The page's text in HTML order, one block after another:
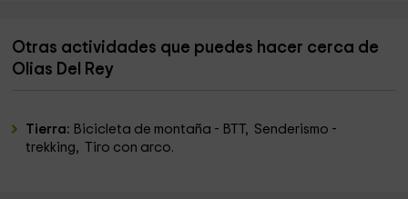
Otras actividades que puedes hacer cerca de
Olias Del Rey
Tierra: Bicicleta de montaña - BTT, Senderismo -
trekking, Tiro con arco.